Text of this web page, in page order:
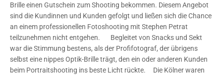
Brille einen Gutschein zum Shooting bekommen. Diesem Angebot
sind die Kundinnen und Kunden gefolgt und ließen sich die Chance
an einem professionellen Fotoshooting mit Stephen Petrat
teilzunehmen nicht entgehen. Begleitet von Snacks und Sekt
war die Stimmung bestens, als der Profifotograf, der übrigens
selbst eine nippes Optik-Brille trägt, den ein oder anderen Kunden
beim Portraitshooting ins beste Licht rückte. Die Kölner waren